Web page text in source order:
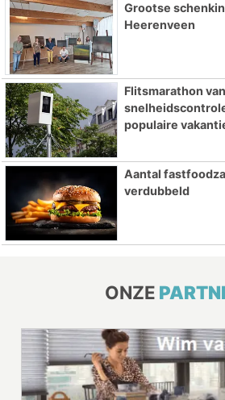
Grootse
Heerenveen
Flitsmarathon
populaire
Aantal
verdubbeld
ONZE